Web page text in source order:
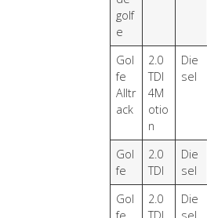
golf
e
Gol
fe
Alltr
ack
2.0
TDI
4M
otio
n
Die
sel
Gol
fe
2.0
TDI
Die
sel
Gol
2.0
Die